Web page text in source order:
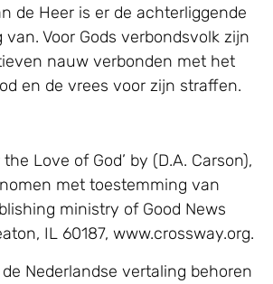
de Heer is er de achterliggende
Voor Gods verbondsvolk zijn
nauw verbonden met het
en de vrees voor zijn straffen.
the Love of God’ by (D.A. Carson),
met toestemming van
ministry of Good News
IL 60187, www.crossway.org.
Nederlandse vertaling behoren